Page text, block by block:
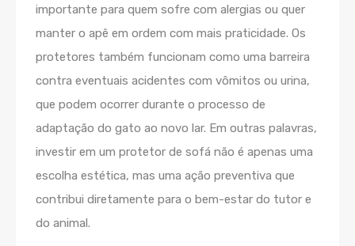
importante para quem sofre com alergias ou quer
manter o apê em ordem com mais praticidade. Os
protetores também funcionam como uma barreira
contra eventuais acidentes com vômitos ou urina,
que podem ocorrer durante o processo de
adaptação do gato ao novo lar. Em outras palavras,
investir em um protetor de sofá não é apenas uma
escolha estética, mas uma ação preventiva que
contribui diretamente para o bem-estar do tutor e
do animal.